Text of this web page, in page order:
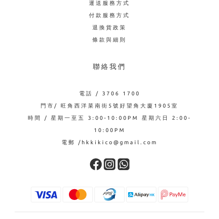
運送服務方式
付款服務方式
退換貨政策
條款與細則
聯絡我們
電話 / 3706 1700
門市/ 旺角西洋菜南街5號好望角大廈1905室
時間 / 星期一至五 3:00-10:00PM 星期六日 2:00-
10:00PM
電郵 /hkkikico@gmail.com